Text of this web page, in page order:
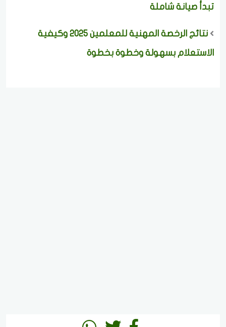
تبدأ صيانة شاملة
نتائج الرخصة المهنية للمعلمين 2025 وكيفية
الاستعلام بسهولة وخطوة بخطوة